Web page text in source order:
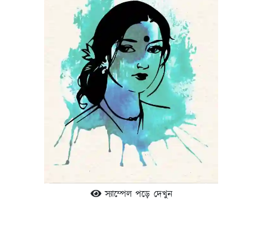
স্যাম্পেল পড়ে দেখুন